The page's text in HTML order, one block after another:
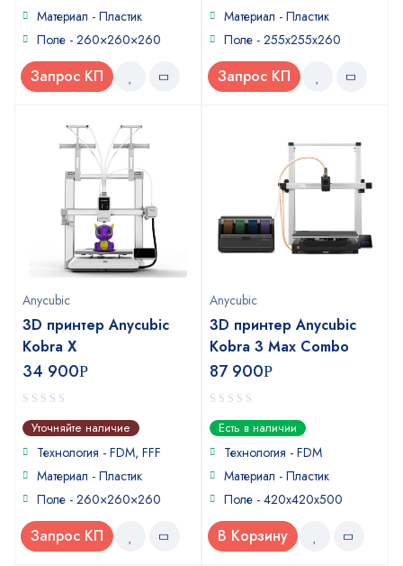
Материал - Пластик
Поле - 260×260×260
Запрос КП
Материал - Пластик
Поле - 255х255х260
Запрос КП
Anycubic
3D принтер Anycubic
Kobra X
34 900Р
0
out
of
Уточняйте наличие
Технология - FDM, FFF
Материал - Пластик
Поле - 260×260×260
Запрос КП
Anycubic
3D принтер Anycubic
Kobra 3 Max Combo
87 900Р
0
out
of
Есть в наличии
Технология - FDM
Материал - Пластик
Поле - 420x420x500
В Корзину